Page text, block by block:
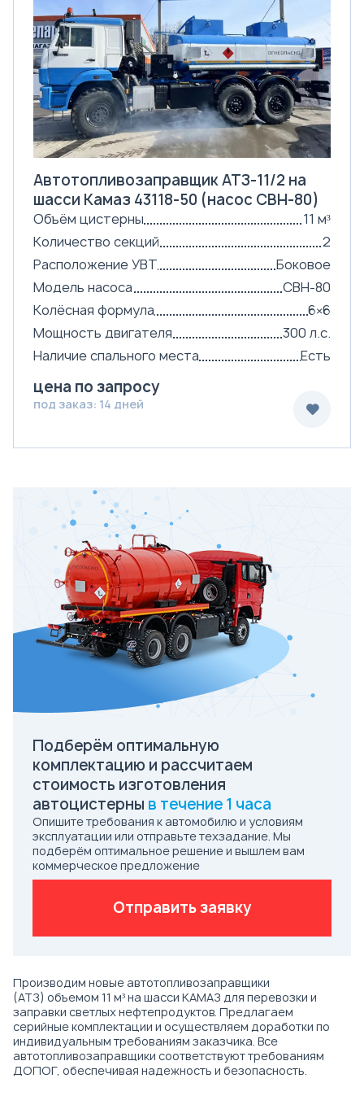
Автотопливозаправщик АТЗ-11/2 на
шасси Камаз 43118-50 (насос СВН-80)
Объём цистерны
11 м³
Количество секций
2
Расположение УВТ
Боковое
Модель насоса
СВН-80
Колёсная формула
6×6
Мощность двигателя
300 л.с.
Наличие спального места
Есть
цена по запросу
под заказ: 14 дней
Подберём оптимальную
комплектацию и рассчитаем
стоимость изготовления
автоцистерны в течение 1 часа
Опишите требования к автомобилю и условиям
эксплуатации или отправьте техзадание. Мы
подберём оптимальное решение и вышлем вам
коммерческое предложение
Отправить заявку
Производим новые автотопливозаправщики
(АТЗ) объемом 11 м³ на шасси КАМАЗ для перевозки и
заправки светлых нефтепродуктов. Предлагаем
серийные комплектации и осуществляем доработки по
индивидуальным требованиям заказчика. Все
автотопливозаправщики соответствуют требованиям
ДОПОГ, обеспечивая надежность и безопасность.